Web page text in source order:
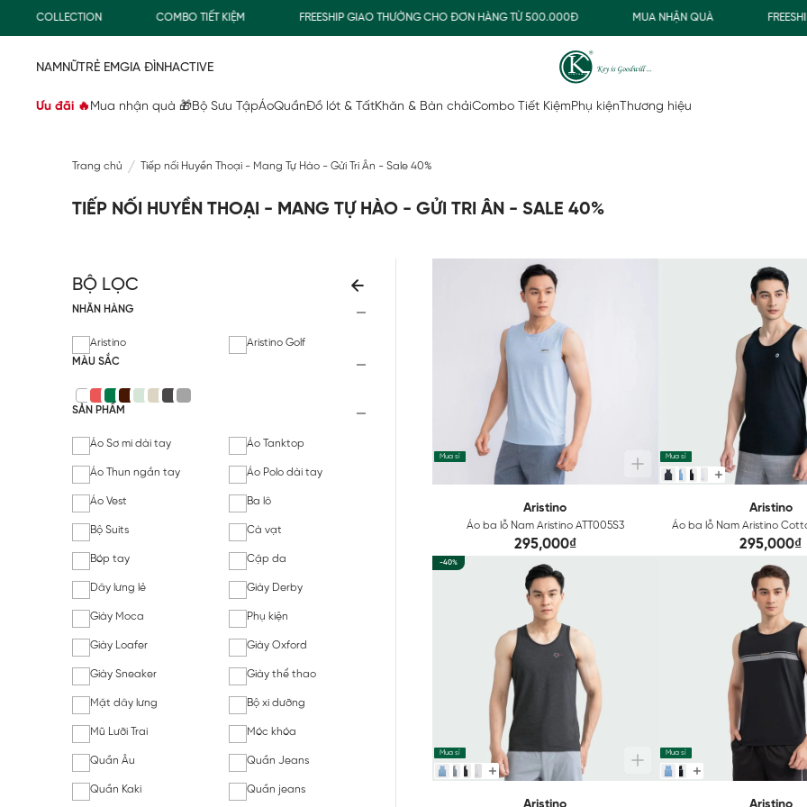
FREESHIP GIAO THƯỜNG CHO ĐƠN HÀNG TỪ 500.000Đ MUA NHẬN QUÀ FREESHIP GIAO THƯỜNG CHO ĐƠN HÀNG TỪ 500.000Đ
NAMNỮTRẺ EMGIA ĐÌNHACTIVE
Ưu đãi 🔥 Mua nhận quà 🎁Bộ Sưu TậpÁoQuầnĐồ lót & TấtKhăn & Bàn chảiCombo Tiết KiệmPhụ kiện Thương hiệu
Trang chủ Tiếp nối Huyền Thoại - Mang Tự Hào - Gửi Tri Ân - Sale 40%
TIẾP NỐI HUYỀN THOẠI - MANG TỰ HÀO - GỬI TRI ÂN - SALE 40%
BỘ LỌC
NHÃN HÀNG
Aristino
Aristino Golf
MÀU SẮC
SẢN PHẨM
Áo Sơ mi dài tay Áo Tanktop
Áo Thun ngắn tay Áo Polo dài tay
Áo Vest Ba lô
Bộ Suits Cà vạt
Bóp tay Cặp da
Dây lưng lẻ Giày Derby
Giày Moca Phụ kiện
Giày Loafer Giày Oxford
Giày Sneaker Giày thể thao
Mặt dây lưng Bộ xi dưỡng
Mũ Lưỡi Trai Móc khóa
Quần Âu Quần Jeans
Quần Kaki Quần jeans
Mua sỉ
Aristino
Áo ba lỗ Nam Aristino ATT005S3
295,000₫
Mua sỉ
Aristino
Áo ba lỗ Nam Aristino
295,000₫
-40%
Mua sỉ Mua sỉ